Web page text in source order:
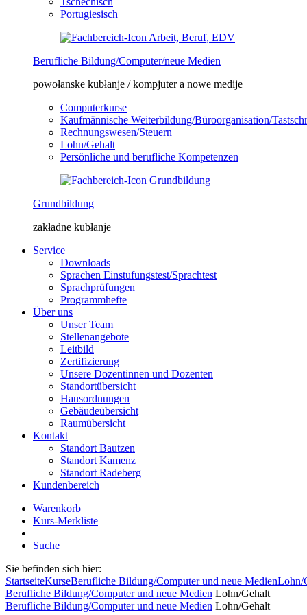
Portugiesisch
Berufliche Bildung/Computer/neue Medien
powołanske kubłanje / kompjuter a nowe medije
Computerkurse
Kaufmännische Weiterbildung/Büroorganisation/
Rechnungswesen/Steuern
Lohn/Gehalt
Persönliche und berufliche Kompetenzen
Grundbildung
zakładne kubłanje
Service
Downloads
Sprachen Einstufungstest/Sprachtest
Sprachprüfungen
Programmhefte
Über uns
Unser Team
Stellenangebote
Leitbild
Zertifizierung
Unsere Dozentinnen und Dozenten
Standortübersicht
Hausordnungen
Gebäudeübersicht
Raumübersicht
Kontakt
Standort Bautzen
Standort Kamenz
Standort Radeberg
Kundenbereich
Warenkorb
Kurs-Merkliste
Suche
Sie befinden sich hier:
StartseiteKurseBerufliche Bildung/Computer und neue MedienLohn/
Berufliche Bildung/Computer und neue Medien Lohn/Gehalt
Berufliche Bildung/Computer und neue Medien Lohn/Gehalt